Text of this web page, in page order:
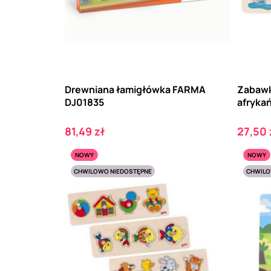
Drewniana łamigłówka FARMA
DJ01835
Cena
81,49 zł Cena
27,50
NOWY
CHWILOWO NIEDOSTĘPNE
NOWY